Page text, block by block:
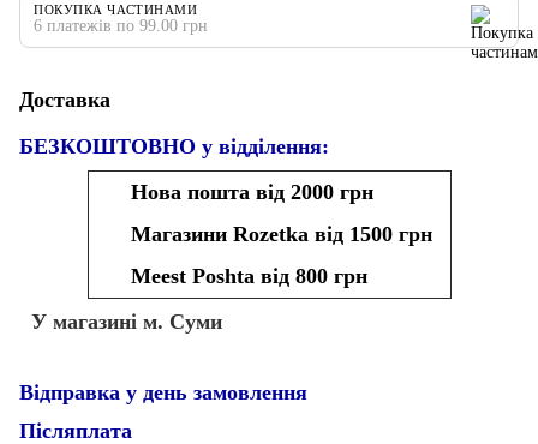
ПОКУПКА ЧАСТИНАМИ
6 платежів по 99.00 грн
Доставка
БЕЗКОШТОВНО у відділення:
Нова пошта від 2000 грн
Магазини Rozetka від 1500 грн
Meest Poshta від 800 грн
У магазині м. Суми
Відправка у день замовлення
Післяплата